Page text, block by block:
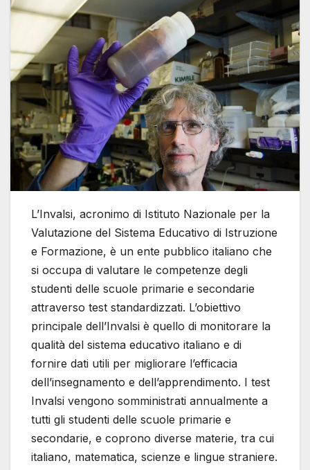
L’Invalsi, acronimo di Istituto Nazionale per la
Valutazione del Sistema Educativo di Istruzione
e Formazione, è un ente pubblico italiano che
si occupa di valutare le competenze degli
studenti delle scuole primarie e secondarie
attraverso test standardizzati. L’obiettivo
principale dell’Invalsi è quello di monitorare la
qualità del sistema educativo italiano e di
fornire dati utili per migliorare l’efficacia
dell’insegnamento e dell’apprendimento. I test
Invalsi vengono somministrati annualmente a
tutti gli studenti delle scuole primarie e
secondarie, e coprono diverse materie, tra cui
italiano, matematica, scienze e lingue straniere.